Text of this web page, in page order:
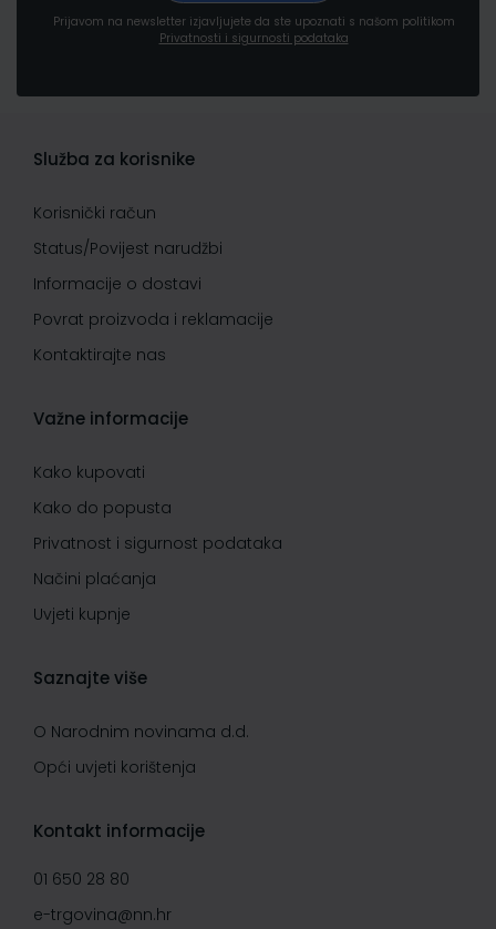
Prijavom na newsletter izjavljujete da ste upoznati s našom politikom
Privatnosti i sigurnosti podataka
Služba za korisnike
Korisnički račun
Status/Povijest narudžbi
Informacije o dostavi
Povrat proizvoda i reklamacije
Kontaktirajte nas
Važne informacije
Kako kupovati
Kako do popusta
Privatnost i sigurnost podataka
Načini plaćanja
Uvjeti kupnje
Saznajte više
O Narodnim novinama d.d.
Opći uvjeti korištenja
Kontakt informacije
01 650 28 80
e-trgovina@nn.hr